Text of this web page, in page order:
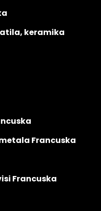
keramika
Francuska
Francuska